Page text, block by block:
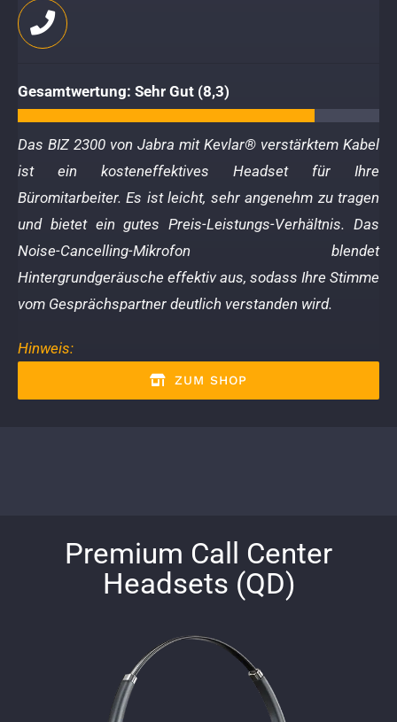
Gesamtwertung: Sehr Gut (8,3)
Das BIZ 2300 von Jabra mit Kevlar® verstärktem Kabel
ist ein kosteneffektives Headset für Ihre
Büromitarbeiter. Es ist leicht, sehr angenehm zu tragen
und bietet ein gutes Preis-Leistungs-Verhältnis. Das
Noise-Cancelling-Mikrofon blendet
Hintergrundgeräusche effektiv aus, sodass Ihre Stimme
vom Gesprächspartner deutlich verstanden wird.
Hinweis:
ZUM SHOP
Premium Call Center
Headsets (QD)